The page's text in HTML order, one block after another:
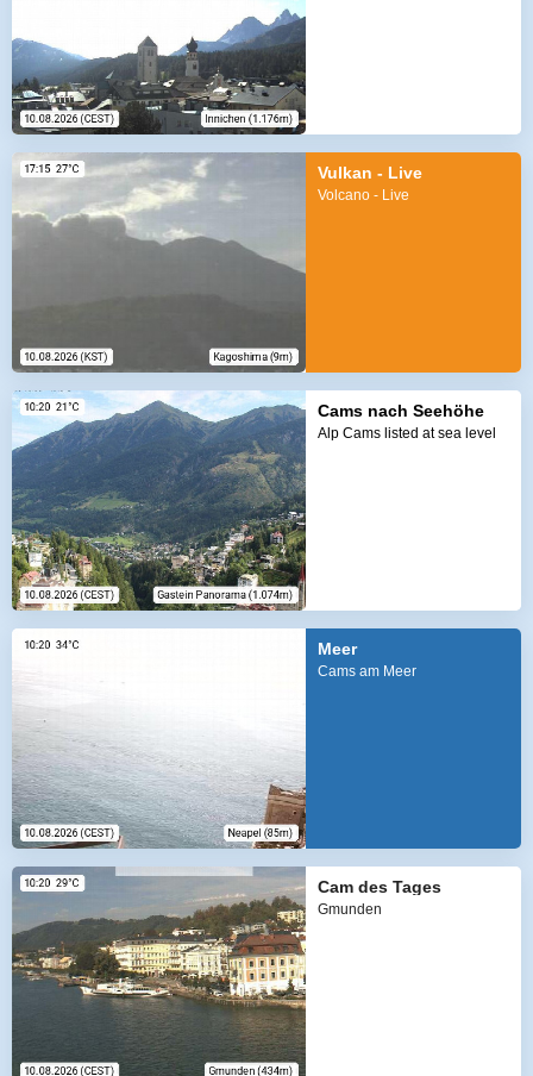
Vulkan - Live
Volcano - Live
Cams nach Seehöhe
Alp Cams listed at sea level
Meer
Cams am Meer
Cam des Tages
Gmunden